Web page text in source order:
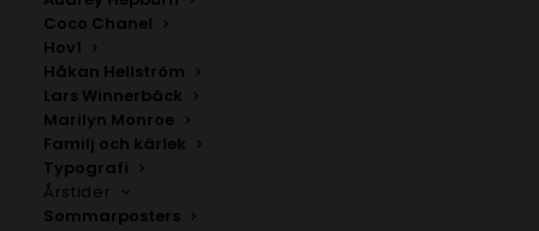
Coco Chanel
Hov1
Håkan Hellström
Lars Winnerbäck
Marilyn Monroe
Familj och kärlek
Typografi
Årstider
Sommarposters